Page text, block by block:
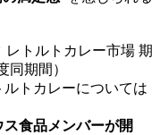
トルトカレー市場 期
同期間）
トカレーについては
食品メンバーが開